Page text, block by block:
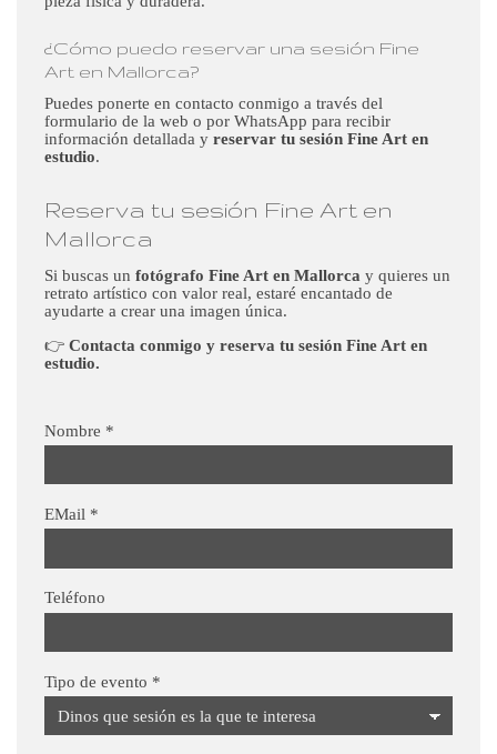
¿Cómo puedo reservar una sesión Fine
Art en Mallorca?
Puedes ponerte en contacto conmigo a través del
formulario de la web o por WhatsApp para recibir
información detallada y reservar tu sesión Fine Art en
estudio.
Reserva tu sesión Fine Art en
Mallorca
Si buscas un fotógrafo Fine Art en Mallorca y quieres un
retrato artístico con valor real, estaré encantado de
ayudarte a crear una imagen única.
👉 Contacta conmigo y reserva tu sesión Fine Art en
estudio.
Nombre *
EMail *
Teléfono
Tipo de evento *